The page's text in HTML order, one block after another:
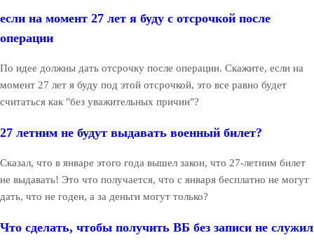
если на момент 27 лет я буду с отсрочкой после
операции
По идее должны дать отсрочку после операции. Скажите, если на
момент 27 лет я буду под этой отсрочкой, это все равно будет
считаться как "без уважительных причин"?
27 летним не будут выдавать военный билет?
Сказал, что в январе этого года вышел закон, что 27-летним билет
не выдавать! Это что получается, что с января бесплатно не могут
дать, что не годен, а за деньги могут только?
Что сделать, чтобы получить ВБ без записи не служил